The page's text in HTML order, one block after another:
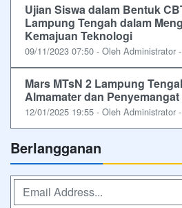
Ujian Siswa dalam Bentuk
Lampung Tengah dalam
Kemajuan Teknologi
09/11/2023 07:50 - Oleh Administrator
Mars MTsN 2 Lampung
Almamater dan
12/01/2025 19:55 - Oleh Administrator
Berlangganan